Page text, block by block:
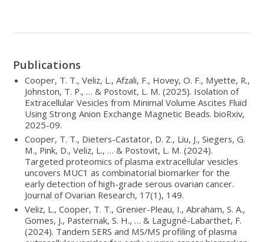
Publications
Cooper, T. T., Veliz, L., Afzali, F., Hovey, O. F., Myette, R.,
Johnston, T. P., … & Postovit, L. M. (2025). Isolation of
Extracellular Vesicles from Minimal Volume Ascites Fluid
Using Strong Anion Exchange Magnetic Beads. bioRxiv,
2025-09.
Cooper, T. T., Dieters-Castator, D. Z., Liu, J., Siegers, G.
M., Pink, D., Veliz, L., … & Postovit, L. M. (2024).
Targeted proteomics of plasma extracellular vesicles
uncovers MUC1 as combinatorial biomarker for the
early detection of high-grade serous ovarian cancer.
Journal of Ovarian Research, 17(1), 149.
Veliz, L., Cooper, T. T., Grenier-Pleau, I., Abraham, S. A.,
Gomes, J., Pasternak, S. H., … & Lagugné-Labarthet, F.
(2024). Tandem SERS and MS/MS profiling of plasma